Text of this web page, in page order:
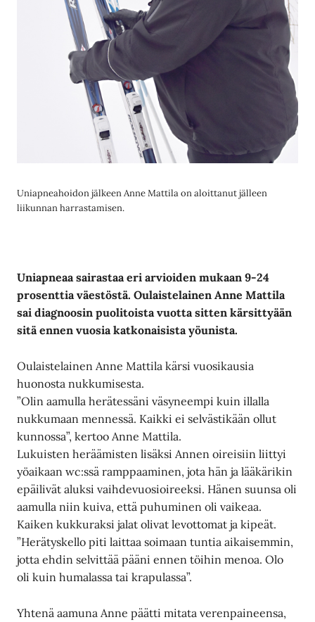
Uniapneahoidon jälkeen Anne Mattila on aloittanut jälleen
liikunnan harrastamisen.
Uniapneaa sairastaa eri arvioiden mukaan 9-24
prosenttia väestöstä. Oulaistelainen Anne Mattila
sai diagnoosin puolitoista vuotta sitten kärsittyään
sitä ennen vuosia katkonaisista yöunista.
Oulaistelainen Anne Mattila kärsi vuosikausia
huonosta nukkumisesta.
”Olin aamulla herätessäni väsyneempi kuin illalla
nukkumaan mennessä. Kaikki ei selvästikään ollut
kunnossa”, kertoo Anne Mattila.
Lukuisten heräämisten lisäksi Annen oireisiin liittyi
yöaikaan wc:ssä ramppaaminen, jota hän ja lääkärikin
epäilivät aluksi vaihdevuosioireeksi. Hänen suunsa oli
aamulla niin kuiva, että puhuminen oli vaikeaa.
Kaiken kukkuraksi jalat olivat levottomat ja kipeät.
”Herätyskello piti laittaa soimaan tuntia aikaisemmin,
jotta ehdin selvittää pääni ennen töihin menoa. Olo
oli kuin humalassa tai krapulassa”.
Yhtenä aamuna Anne päätti mitata verenpaineensa,